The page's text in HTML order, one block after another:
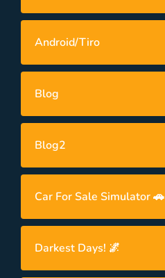
Android/Tiro
Blog
Blog2
Car For Sale Simulator 🚗
Darkest Days! 🌌